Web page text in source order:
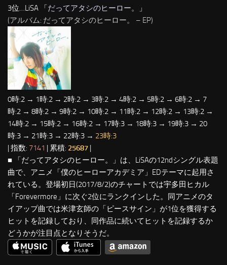
3位…LiSA 「 だってアタシのヒーロー。
」
(アルバム: だってアタシのヒーロー。 – EP)
0時:2 → 1時:2 → 2時:2 → 3時:2 → 4時:2 → 5時:2 → 6時:2 → 7
時:2 → 8時:2 → 9時:2 → 10時:2 → 11時:2 → 12時:2 → 13時:2 →
14時:2 → 15時:2 → 16時:2 → 17時:3 → 18時:3 → 19時:3 → 20
時:3 → 21時:3 → 22時:3 → 23時:3
| 指数: 7141 | 累積: 25687 |
■ 「だってアタシのヒーロー。」は、LiSAの12ndシングル表題
曲で、アニメ「僕のヒーローアカデミア」EDテーマに起用さ
れている。登場初日(2017/8/2)のチャートでは宇多田ヒカル
「Forevermore」に次ぐ2位にランクインした。同アニメのタ
イアップ曲では米津玄師の「ピースサイン」が1位を獲得する
ヒットを記録しており、同作品に続いてヒットを記録するか
どうかが注目点となりそうだ。